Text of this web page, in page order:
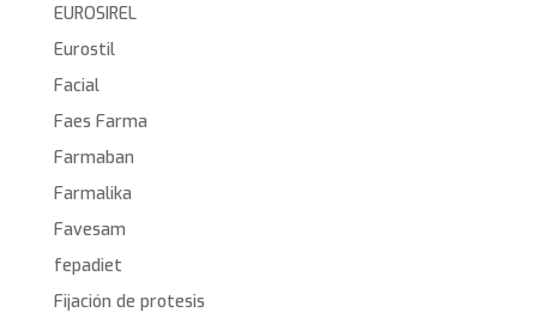
EUROSIREL
Eurostil
Facial
Faes Farma
Farmaban
Farmalika
Favesam
fepadiet
Fijación de protesis